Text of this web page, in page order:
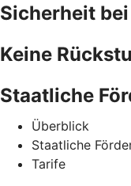
Sicherheit
Keine
Staatliche
Überblick
Staatliche
Tarife